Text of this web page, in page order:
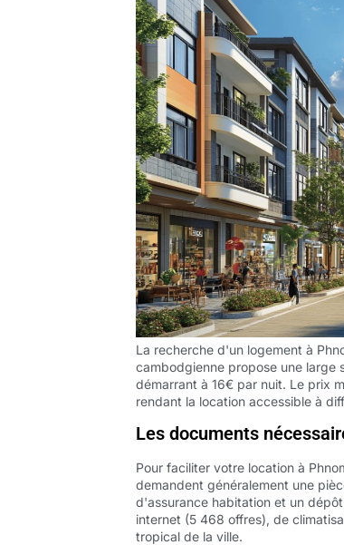
La recherche d'un logement à
cambodgienne propose une large
démarrant à 16€ par nuit. Le prix
rendant la location accessible à
Les documents
Pour faciliter votre location à
demandent généralement une
d'assurance habitation et un
internet (5 468 offres), de
tropical de la ville.